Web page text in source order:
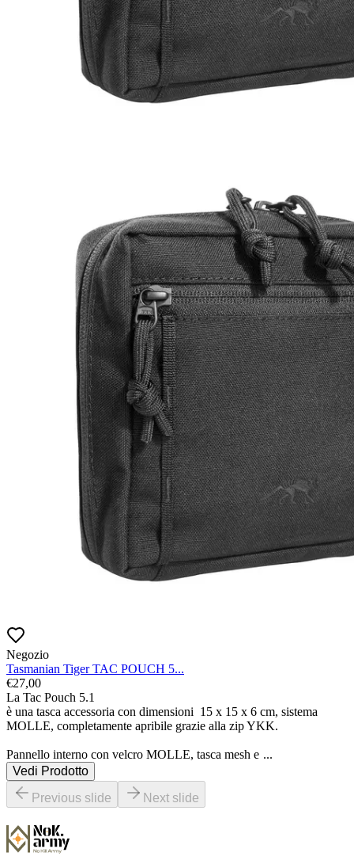
Negozio
Tasmanian Tiger TAC POUCH 5...
€27,00
La Tac Pouch 5.1
è una tasca accessoria con dimensioni  15 x 15 x 6 cm, sistema
MOLLE, completamente apribile grazie alla zip YKK.
Pannello interno con velcro MOLLE, tasca mesh e ...
Vedi Prodotto
Previous slide
Next slide